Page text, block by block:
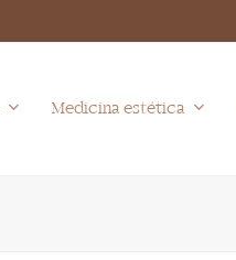
Medicina estética